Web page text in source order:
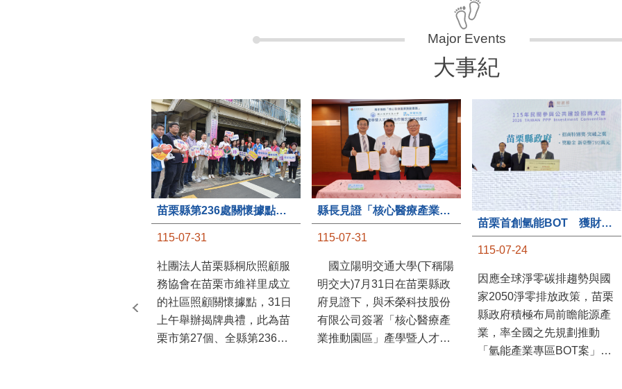
大事紀
苗栗縣第236處關懷據點在苗栗市維祥里揭牌
115-07-31
社團法人苗栗縣桐欣照顧服
務協會在苗栗市維祥里成立
的社區照顧關懷據點，31日
上午舉辦揭牌典禮，此為苗
栗市第27個、全縣第236處
115-07-31
國立陽明交通大學(下稱陽
明交大)7月31日在苗栗縣政
府見證下，與禾榮科技股份
有限公司簽署「核心醫療產
業推動園區」產學暨人才培
苗栗首創氫能BOT 獲財政部「突破之翼」肯定
115-07-24
因應全球淨零碳排趨勢與國
家2050淨零排放政策，苗栗
縣政府積極布局前瞻能源產
業，率全國之先規劃推動
「氫能產業專區BOT案」，